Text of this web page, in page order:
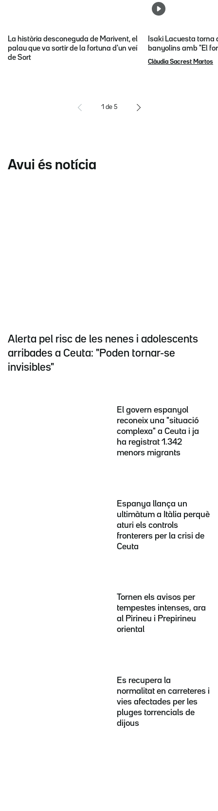
La història desconeguda de Marivent, el
palau que va sortir de la fortuna d'un veí
de Sort
Isaki Lacuesta torna
banyolins amb "El
Clàudia Sacrest Martos
1 de 5
Avui és notícia
Alerta pel risc de les nenes i adolescents
arribades a Ceuta: "Poden tornar-se
invisibles"
El govern espanyol
reconeix una "situació
complexa" a Ceuta i ja
ha registrat 1.342
menors migrants
Espanya llança un
ultimàtum a Itàlia perquè
aturi els controls
fronterers per la crisi de
Ceuta
Tornen els avisos per
tempestes intenses, ara
al Pirineu i Prepirineu
oriental
Es recupera la
normalitat en carreteres i
vies afectades per les
pluges torrencials de
dijous